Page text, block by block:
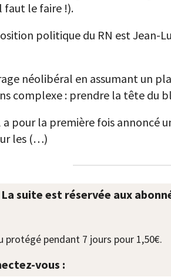
faut le faire !).
politique du RN est Jean-
néolibéral en assumant un
complexe : prendre la tête du
pour la première fois annoncé
les (…)
suite est réservée aux
protégé pendant 7 jours pour 1,50€.
vous :